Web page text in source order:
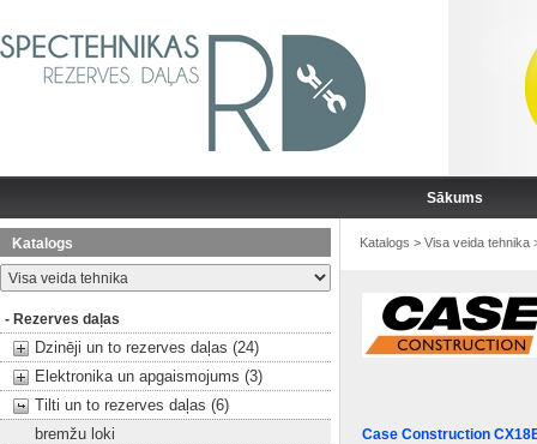
Sākums
Katalogs
- Rezerves daļas
Dzinēji un to rezerves daļas (24)
Elektronika un apgaismojums (3)
Tilti un to rezerves daļas (6)
bremžu loki
Katalogs > Visa veida tehnika
Case Construction